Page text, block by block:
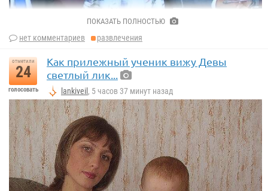
ПОКАЗАТЬ ПОЛНОСТЬЮ
нет комментариев развлечения
отметили
24
голосовать
Как прилежный ученик вижу Девы
светлый лик...
lankiveil , 5 часов 37 минут назад